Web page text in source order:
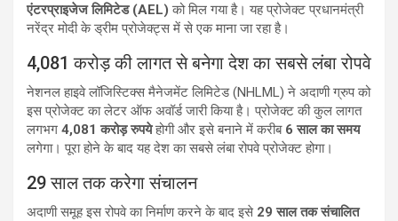
एंटरप्राइजेज लिमिटेड (AEL) को मिल गया है। यह प्रोजेक्ट प्रधानमंत्री
नरेंद्र मोदी के ड्रीम प्रोजेक्ट्स में से एक माना जा रहा है।
4,081 करोड़ की लागत से बनेगा देश का सबसे लंबा रोपवे
नेशनल हाइवे लॉजिस्टिक्स मैनेजमेंट लिमिटेड (NHLML) ने अदाणी ग्रुप को
इस प्रोजेक्ट का लेटर ऑफ अवॉर्ड जारी किया है। प्रोजेक्ट की कुल लागत
लगभग 4,081 करोड़ रुपयेहोगी और इसे बनाने में करीब 6 साल का समय
लगेगा। पूरा होने के बाद यह देश का सबसे लंबा रोपवे प्रोजेक्ट होगा।
29 साल तक करेगा संचालन
अदाणी समूह इस रोपवे का निर्माण करने के बाद इसे 29 साल तक संचालित